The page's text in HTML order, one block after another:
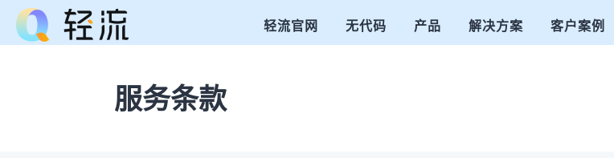
轻流官网 无代码 产品 解决方案 客户案例
服务条款